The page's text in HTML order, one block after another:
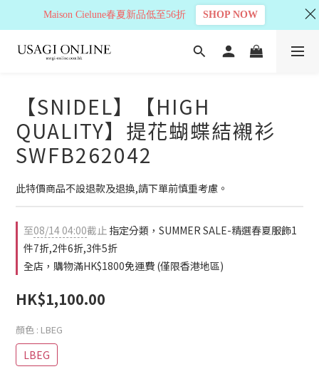
【SNIDEL】【HIGH
QUALITY】提花蝴蝶結襯衫
SWFB262042
此特價商品不設退款及退換,請下單前慎重考慮。
至08/14 04:00截止 指定分類，SUMMER SALE-精選春夏服飾1
件7折,2件6折,3件5折
全店，購物滿HK$1800免運費 (僅限香港地區)
HK$1,100.00
顏色 : LBEG
LBEG
Maison Cielune春夏新品低至56折 SHOP NOW